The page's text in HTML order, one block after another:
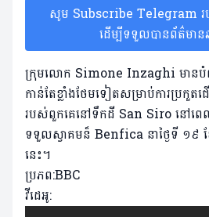
សូម Subscribe Telegram
ដើម្បីទទួលបានព័ត៌មា
ក្រុមលោក Simone Inzaghi មាន
កាន់តែខ្លាំងថែមទៀតសម្រាប់ការប្រកួត
របស់ពួកគេនៅទឹកដី San Siro នៅ
ទទួលស្វាគមន៏​ Benfica នាថ្ងៃទី ១៩
នេះ។
ប្រភព:BBC
វីដេអូ: